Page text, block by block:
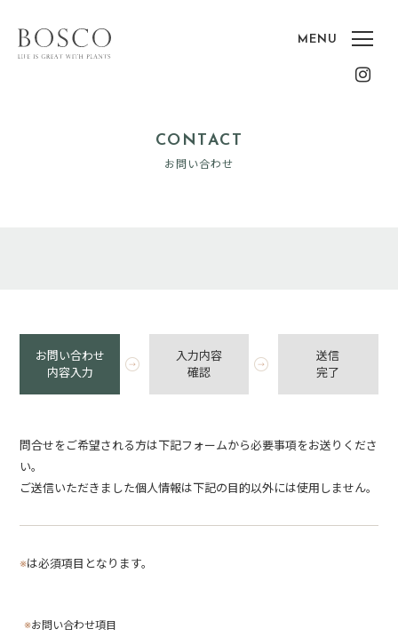
CONTACT
お問い合わせ
お問い合わせ
内容入力
入力内容
確認
送信
完了
問合せをご希望される方は下記フォームから必要事項をお送りくださ
い。
ご送信いただきました個人情報は下記の目的以外には使用しません。
※は必須項目となります。
※お問い合わせ項目